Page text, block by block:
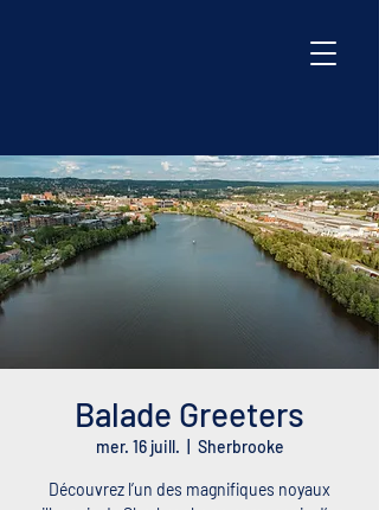
Balade Greeters
mer. 16 juill. Sherbrooke
Découvrez l’un des magnifiques noyaux